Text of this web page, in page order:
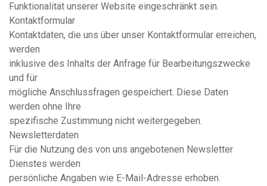
Funktionalität unserer Website eingeschränkt sein.
Kontaktformular
Kontaktdaten, die uns über unser Kontaktformular erreichen,
werden
inklusive des Inhalts der Anfrage für Bearbeitungszwecke
und für
mögliche Anschlussfragen gespeichert. Diese Daten
werden ohne Ihre
spezifische Zustimmung nicht weitergegeben.
Newsletterdaten
Für die Nutzung des von uns angebotenen Newsletter
Dienstes werden
persönliche Angaben wie E-Mail-Adresse erhoben.